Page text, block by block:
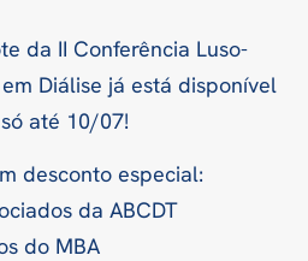
da II Conferência Luso-
Diálise já está disponível
até 10/07!
desconto especial:
da ABCDT
do MBA